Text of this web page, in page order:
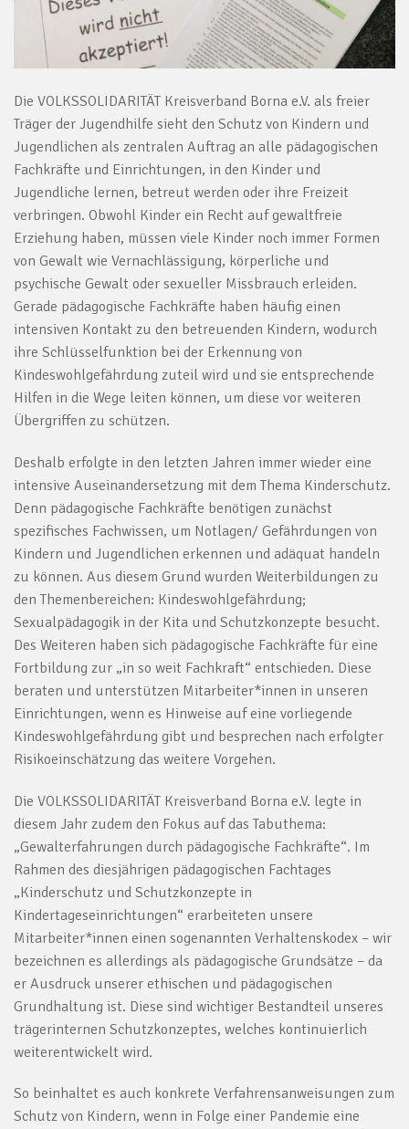
Die VOLKSSOLIDARITÄT Kreisverband Borna e.V. als freier
Träger der Jugendhilfe sieht den Schutz von Kindern und
Jugendlichen als zentralen Auftrag an alle pädagogischen
Fachkräfte und Einrichtungen, in den Kinder und
Jugendliche lernen, betreut werden oder ihre Freizeit
verbringen. Obwohl Kinder ein Recht auf gewaltfreie
Erziehung haben, müssen viele Kinder noch immer Formen
von Gewalt wie Vernachlässigung, körperliche und
psychische Gewalt oder sexueller Missbrauch erleiden.
Gerade pädagogische Fachkräfte haben häufig einen
intensiven Kontakt zu den betreuenden Kindern, wodurch
ihre Schlüsselfunktion bei der Erkennung von
Kindeswohlgefährdung zuteil wird und sie entsprechende
Hilfen in die Wege leiten können, um diese vor weiteren
Übergriffen zu schützen.
Deshalb erfolgte in den letzten Jahren immer wieder eine
intensive Auseinandersetzung mit dem Thema Kinderschutz.
Denn pädagogische Fachkräfte benötigen zunächst
spezifisches Fachwissen, um Notlagen/ Gefährdungen von
Kindern und Jugendlichen erkennen und adäquat handeln
zu können. Aus diesem Grund wurden Weiterbildungen zu
den Themenbereichen: Kindeswohlgefährdung;
Sexualpädagogik in der Kita und Schutzkonzepte besucht.
Des Weiteren haben sich pädagogische Fachkräfte für eine
Fortbildung zur „in so weit Fachkraft“ entschieden. Diese
beraten und unterstützen Mitarbeiter*innen in unseren
Einrichtungen, wenn es Hinweise auf eine vorliegende
Kindeswohlgefährdung gibt und besprechen nach erfolgter
Risikoeinschätzung das weitere Vorgehen.
Die VOLKSSOLIDARITÄT Kreisverband Borna e.V. legte in
diesem Jahr zudem den Fokus auf das Tabuthema:
„Gewalterfahrungen durch pädagogische Fachkräfte“. Im
Rahmen des diesjährigen pädagogischen Fachtages
„Kinderschutz und Schutzkonzepte in
Kindertageseinrichtungen“ erarbeiteten unsere
Mitarbeiter*innen einen sogenannten Verhaltenskodex – wir
bezeichnen es allerdings als pädagogische Grundsätze – da
er Ausdruck unserer ethischen und pädagogischen
Grundhaltung ist. Diese sind wichtiger Bestandteil unseres
trägerinternen Schutzkonzeptes, welches kontinuierlich
weiterentwickelt wird.
So beinhaltet es auch konkrete Verfahrensanweisungen zum
Schutz von Kindern, wenn in Folge einer Pandemie eine